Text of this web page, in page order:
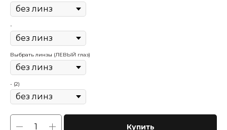
-
Выбрать линзы (ЛЕВЫЙ глаз)
- (2)
Купить